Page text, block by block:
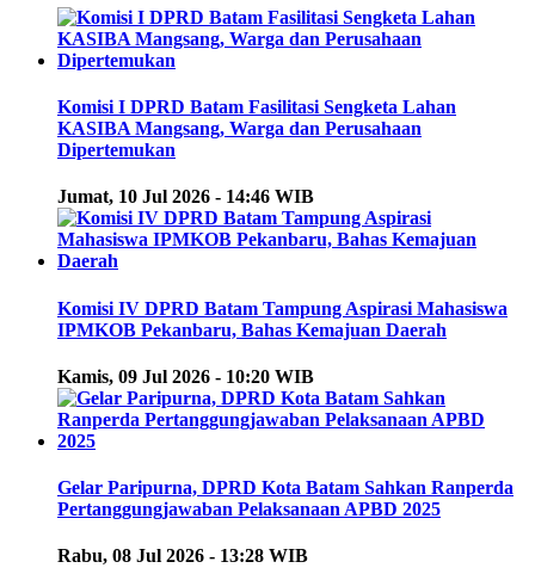
Komisi I DPRD Batam Fasilitasi Sengketa Lahan
KASIBA Mangsang, Warga dan Perusahaan
Dipertemukan
Jumat, 10 Jul 2026 - 14:46 WIB
Komisi IV DPRD Batam Tampung Aspirasi Mahasiswa
IPMKOB Pekanbaru, Bahas Kemajuan Daerah
Kamis, 09 Jul 2026 - 10:20 WIB
Gelar Paripurna, DPRD Kota Batam Sahkan Ranperda
Pertanggungjawaban Pelaksanaan APBD 2025
Rabu, 08 Jul 2026 - 13:28 WIB